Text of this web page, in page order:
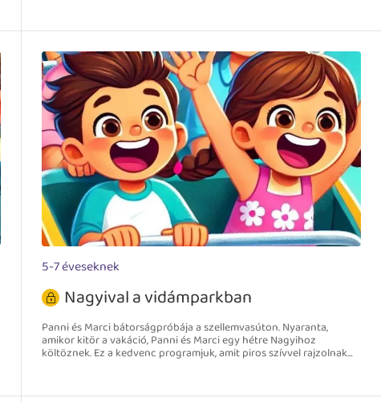
5-7 éveseknek
Nagyival a vidámparkban
Panni és Marci bátorságpróbája a szellemvasúton. Nyaranta,
amikor kitör a vakáció, Panni és Marci egy hétre Nagyihoz
költöznek. Ez a kedvenc programjuk, amit piros szívvel rajzolnak